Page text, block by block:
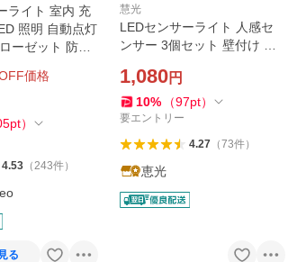
ライト 室内 充
照明 自動点灯
ーゼット 防災
ト マグネット
非常用 充電池
価格
pt）
4.53（243件）
る
慧光
LEDセンサーライト 人感セ
ンサー 3個セット 壁付け 簡
非常灯 フットライト 足元灯
明暗センサー自動点灯 MRSL
-X-3set
1,080円
10% （97pt）
要エントリー
4.27（73件）
恵光